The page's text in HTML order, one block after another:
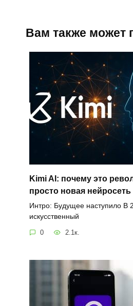
Вам также может
Kimi AI: почему это
просто новая нейросеть
Интро: Будущее наступило В
искусственный
0 2.1к.